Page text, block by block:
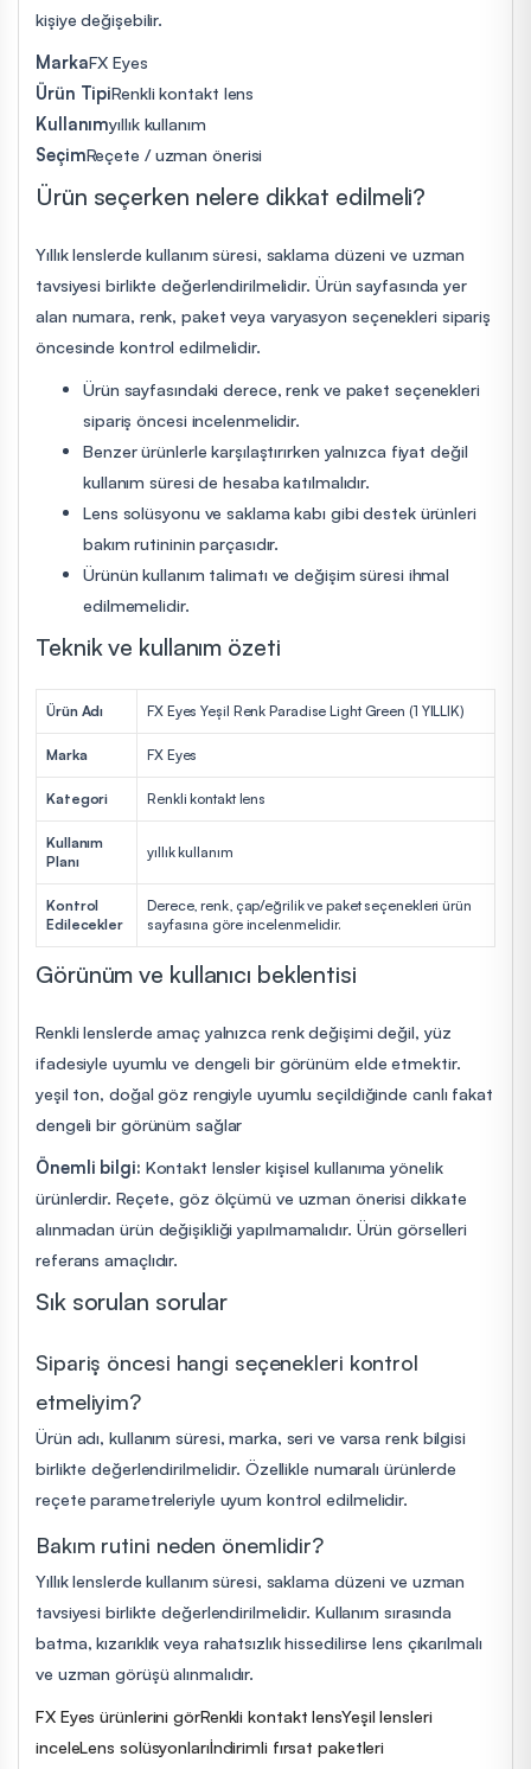
kişiye değişebilir.
MarkaFX Eyes
Ürün TipiRenkli kontakt lens
Kullanımyıllık kullanım
SeçimReçete / uzman önerisi
Ürün seçerken nelere dikkat edilmeli?
Yıllık lenslerde kullanım süresi, saklama düzeni ve uzman
tavsiyesi birlikte değerlendirilmelidir. Ürün sayfasında yer
alan numara, renk, paket veya varyasyon seçenekleri sipariş
öncesinde kontrol edilmelidir.
Ürün sayfasındaki derece, renk ve paket seçenekleri
sipariş öncesi incelenmelidir.
Benzer ürünlerle karşılaştırırken yalnızca fiyat değil
kullanım süresi de hesaba katılmalıdır.
Lens solüsyonu ve saklama kabı gibi destek ürünleri
bakım rutininin parçasıdır.
Ürünün kullanım talimatı ve değişim süresi ihmal
edilmemelidir.
Teknik ve kullanım özeti
Ürün Adı FX Eyes Yeşil Renk Paradise Light Green (1 YILLIK)
Marka FX Eyes
Kategori Renkli kontakt lens
Kullanım
Planı
yıllık kullanım
Kontrol
Edilecekler
Derece, renk, çap/eğrilik ve paket seçenekleri ürün
sayfasına göre incelenmelidir.
Görünüm ve kullanıcı beklentisi
Renkli lenslerde amaç yalnızca renk değişimi değil, yüz
ifadesiyle uyumlu ve dengeli bir görünüm elde etmektir.
yeşil ton, doğal göz rengiyle uyumlu seçildiğinde canlı fakat
dengeli bir görünüm sağlar
Önemli bilgi: Kontakt lensler kişisel kullanıma yönelik
ürünlerdir. Reçete, göz ölçümü ve uzman önerisi dikkate
alınmadan ürün değişikliği yapılmamalıdır. Ürün görselleri
referans amaçlıdır.
Sık sorulan sorular
Sipariş öncesi hangi seçenekleri kontrol
etmeliyim?
Ürün adı, kullanım süresi, marka, seri ve varsa renk bilgisi
birlikte değerlendirilmelidir. Özellikle numaralı ürünlerde
reçete parametreleriyle uyum kontrol edilmelidir.
Bakım rutini neden önemlidir?
Yıllık lenslerde kullanım süresi, saklama düzeni ve uzman
tavsiyesi birlikte değerlendirilmelidir. Kullanım sırasında
batma, kızarıklık veya rahatsızlık hissedilirse lens çıkarılmalı
ve uzman görüşü alınmalıdır.
FX Eyes ürünlerini görRenkli kontakt lensYeşil lensleri
inceleLens solüsyonlarıİndirimli fırsat paketleri